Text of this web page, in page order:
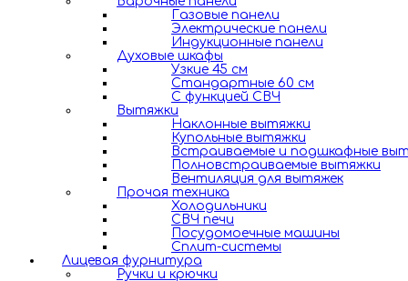
Газовые панели
Электрические панели
Индукционные панели
Духовые шкафы
Узкие 45 см
Стандартные 60 см
С функцией СВЧ
Вытяжки
Наклонные вытяжки
Купольные вытяжки
Встраиваемые и подшкафные
Полновстраиваемые вытяжки
Вентиляция для вытяжек
Прочая техника
Холодильники
СВЧ печи
Посудомоечные машины
Сплит-системы
Лицевая фурнитура
Ручки и крючки